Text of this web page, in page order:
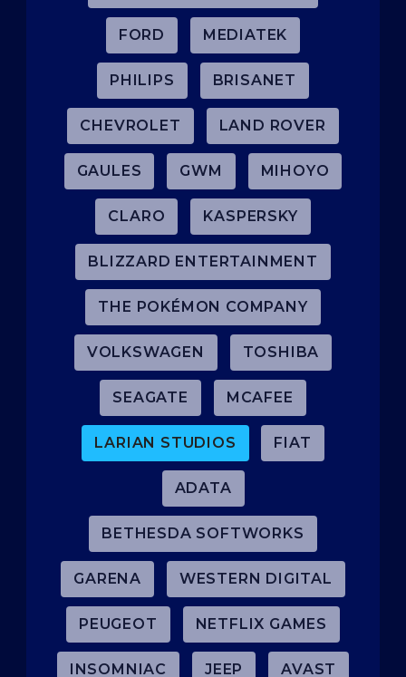
FORD MEDIATEK
PHILIPS BRISANET
CHEVROLET LAND ROVER
GAULES GWM MIHOYO
CLARO KASPERSKY
BLIZZARD ENTERTAINMENT
THE POKÉMON COMPANY
VOLKSWAGEN TOSHIBA
SEAGATE MCAFEE
LARIAN STUDIOS FIAT
ADATA
BETHESDA SOFTWORKS
GARENA WESTERN DIGITAL
PEUGEOT NETFLIX GAMES
INSOMNIAC JEEP AVAST